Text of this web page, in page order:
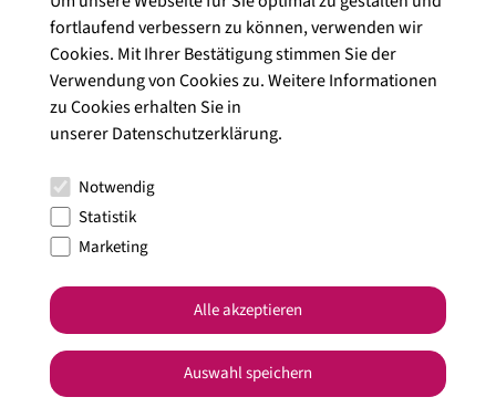
Immer aktuell informiert über das Neueste aus der Welt der
„Echt Württemberger Weinmacher“ im
Echt Württemberger Blog.
Ihr findet uns außerdem auf Facebook
Erstellt am 17. Oktober 2024
Veröffentlicht am 17.10.2024.
fortlaufend verbessern zu können, verwenden wir
Cookies. Mit Ihrer Bestätigung stimmen Sie der
Verwendung von Cookies zu. Weitere Informationen
zu Cookies erhalten Sie in
unsererDatenschutzerklärung.
Notwendig
Statistik
Marketing
Auswahl speichern
Alle akzeptieren